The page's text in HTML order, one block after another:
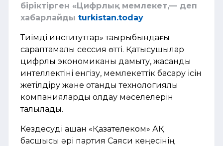
біріктірген «Цифрлық мемлекет,— деп
хабарлайды turkistan.today
Тиімді институттар» тақырыбындағы
сараптамалық сессия өтті. Қатысушылар
цифрлық экономиканы дамыту, жасанды
интеллектіні енгізу, мемлекеттік басқару ісін
жетілдіру және отандық технологиялық
компанияларды қолдау мәселелерін
талқылады.
Кездесуді ашқан «Қазақтелеком» АҚ
басшысы әрі партия Саяси кеңесінің